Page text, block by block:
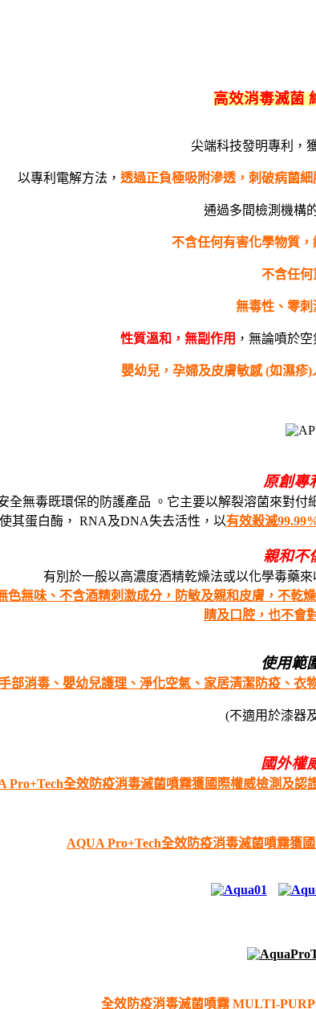
高效消毒滅菌
尖端科技發明專利，
以專利電解方法， 透過正負極吸附滲透，刺破病菌細
通過多間檢測機構
不含任何有害化學物質
不含任何
無毒性、零
性質溫和， 無副作用 ，無論噴於
嬰幼兒，孕婦及皮膚敏感 (如濕疹
原創專
全無毒既環保的防護產品 。它主要以解裂溶菌來對
其蛋白酶， RNA及DNA失去活性，以有效殺滅
親和不
有別於一般以高濃度酒精乾燥法或以化學毒藥
色無味、不含酒精刺激成分，防敏及親和皮膚，不乾
睛及口腔，也不會
使用範
部消毒、嬰幼兒護理、淨化空氣、家居清潔防疫、衣
(不適用於漆器
國外權
Pro+Tech全效防疫消毒滅菌噴霧獲國際權威檢測及
AQUA Pro+Tech全效防疫消毒滅菌噴霧獲
全效防疫消毒滅菌噴霧 MULTI-